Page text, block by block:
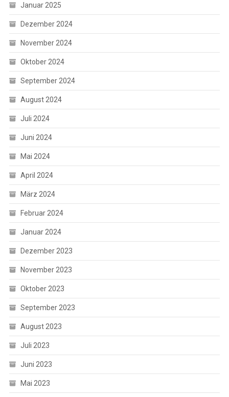
Januar 2025
Dezember 2024
November 2024
Oktober 2024
September 2024
August 2024
Juli 2024
Juni 2024
Mai 2024
April 2024
März 2024
Februar 2024
Januar 2024
Dezember 2023
November 2023
Oktober 2023
September 2023
August 2023
Juli 2023
Juni 2023
Mai 2023